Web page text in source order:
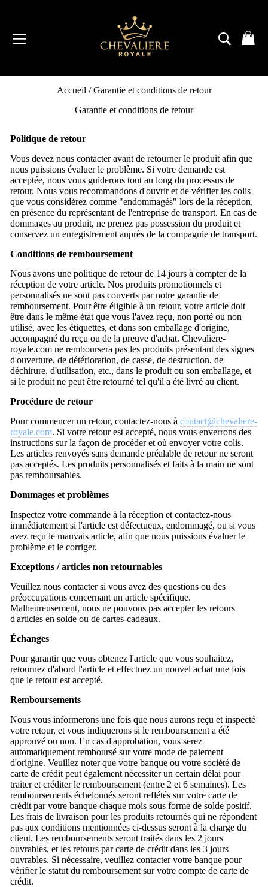
Accueil / Garantie et conditions de retour
Garantie et conditions de retour
Politique de retour
Vous devez nous contacter avant de retourner le produit afin que
nous puissions évaluer le problème. Si votre demande est
acceptée, nous vous guiderons tout au long du processus de
retour. Nous vous recommandons d'ouvrir et de vérifier les colis
que vous considérez comme "endommagés" lors de la réception,
en présence du représentant de l'entreprise de transport. En cas de
dommages au produit, ne prenez pas possession du produit et
conservez un enregistrement auprès de la compagnie de transport.
Conditions de remboursement
Nous avons une politique de retour de 14 jours à compter de la
réception de votre article. Nos produits promotionnels et
personnalisés ne sont pas couverts par notre garantie de
remboursement. Pour être éligible à un retour, votre article doit
être dans le même état que vous l'avez reçu, non porté ou non
utilisé, avec les étiquettes, et dans son emballage d'origine,
accompagné du reçu ou de la preuve d'achat. Chevaliere-
royale.com ne remboursera pas les produits présentant des signes
d'ouverture, de détérioration, de casse, de destruction, de
déchirure, d'utilisation, etc., dans le produit ou son emballage, et
si le produit ne peut être retourné tel qu'il a été livré au client.
Procédure de retour
Pour commencer un retour, contactez-nous à contact@chevaliere-
royale.com. Si votre retour est accepté, nous vous enverrons des
instructions sur la façon de procéder et où envoyer votre colis.
Les articles renvoyés sans demande préalable de retour ne seront
pas acceptés. Les produits personnalisés et faits à la main ne sont
pas remboursables.
Dommages et problèmes
Inspectez votre commande à la réception et contactez-nous
immédiatement si l'article est défectueux, endommagé, ou si vous
avez reçu le mauvais article, afin que nous puissions évaluer le
problème et le corriger.
Exceptions / articles non retournables
Veuillez nous contacter si vous avez des questions ou des
préoccupations concernant un article spécifique.
Malheureusement, nous ne pouvons pas accepter les retours
d'articles en solde ou de cartes-cadeaux.
Échanges
Pour garantir que vous obtenez l'article que vous souhaitez,
retournez d'abord l'article et effectuez un nouvel achat une fois
que le retour est accepté.
Remboursements
Nous vous informerons une fois que nous aurons reçu et inspecté
votre retour, et vous indiquerons si le remboursement a été
approuvé ou non. En cas d'approbation, vous serez
automatiquement remboursé sur votre mode de paiement
d'origine. Veuillez noter que votre banque ou votre société de
carte de crédit peut également nécessiter un certain délai pour
traiter et créditer le remboursement (entre 2 et 6 semaines). Les
remboursements échelonnés seront reflétés sur votre carte de
crédit par votre banque chaque mois sous forme de solde positif.
Les frais de livraison pour les produits retournés qui ne répondent
pas aux conditions mentionnées ci-dessus seront à la charge du
client. Les remboursements seront traités dans les 2 jours
ouvrables, et les retours par carte de crédit dans les 3 jours
ouvrables. Si nécessaire, veuillez contacter votre banque pour
vérifier le statut du remboursement sur votre compte de carte de
crédit.